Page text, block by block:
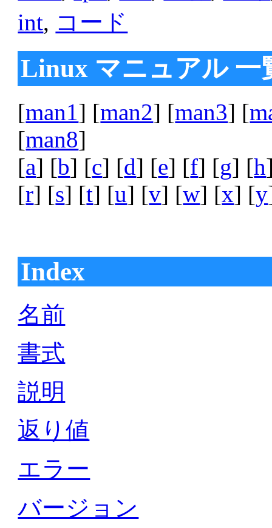
int, コード
Linux マニュアル 一
[man1] [man2] [man3] [
[man8]
[a] [b] [c] [d] [e] [f] [g] [h
[r] [s] [t] [u] [v] [w] [x] [y
Index
名前
書式
説明
返り値
エラー
バージョン